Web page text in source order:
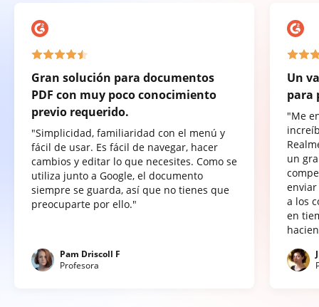
Gran solución para documentos
PDF con muy poco conocimiento
previo requerido.
"Simplicidad, familiaridad con el menú y
fácil de usar. Es fácil de navegar, hacer
cambios y editar lo que necesites. Como se
utiliza junto a Google, el documento
siempre se guarda, así que no tienes que
preocuparte por ello."
Pam Driscoll F
Profesora
Un
para
"Me
un
a los
en